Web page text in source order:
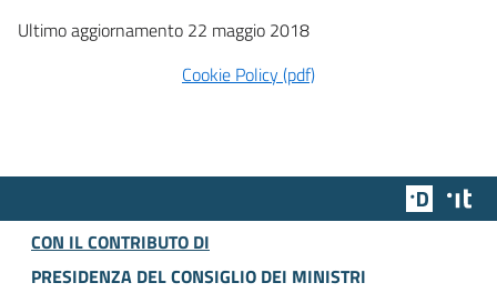
Ultimo aggiornamento 22 maggio 2018
Cookie Policy (pdf)
Team
CON IL CONTRIBUTO DI
PRESIDENZA DEL CONSIGLIO DEI MINISTRI